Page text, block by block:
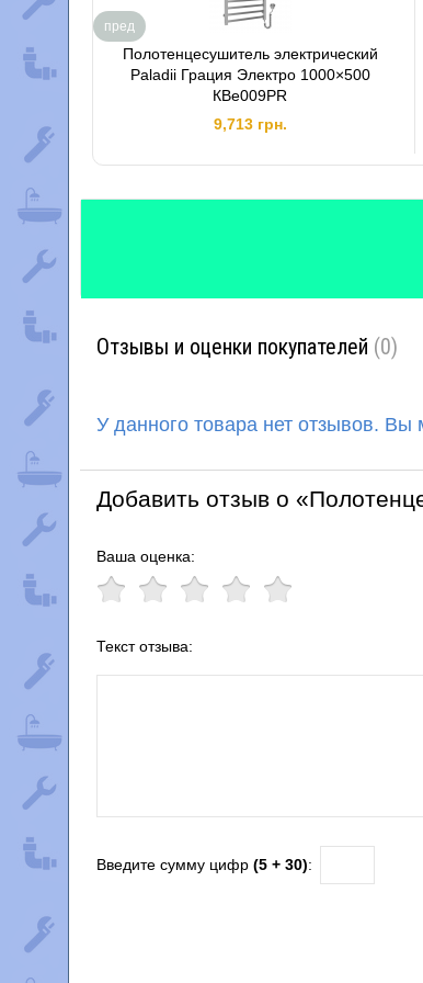
Полотенцесушитель электрический
Paladii Грация Электро 1000×500
КВе009РR
9,713 грн.
пред
Отзывы и оценки покупателей (0)
У данного товара нет отзывов. Вы
Добавить отзыв о
Ваша оценка:
Текст отзыва:
Введите сумму цифр (5 + 30):